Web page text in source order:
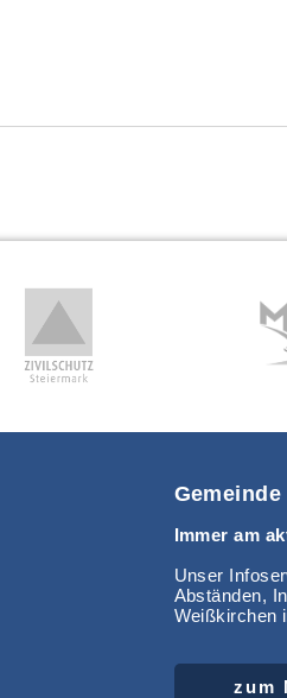
Immer am
Unser
Abständen,
Weißkirchen
zum